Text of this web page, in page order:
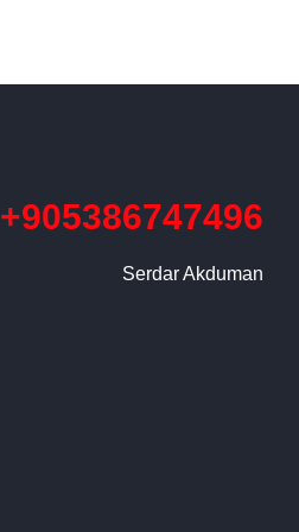
+905386747496
Serdar Akduman